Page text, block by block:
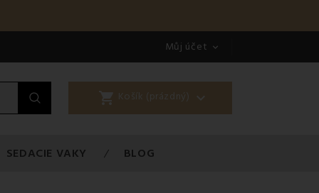
Můj účet 
shopping_cart Košík (prázdný) 
SEDACIE VAKY BLOG